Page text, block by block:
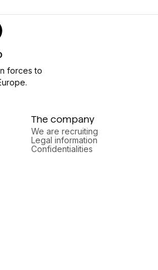
forces to
The company
We are recruiting
Legal information
Confidentialities